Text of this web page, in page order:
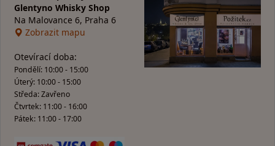
Glentyno Whisky Shop
Na Malovance 6, Praha 6
Zobrazit mapu
Otevírací doba:
Pondělí: 10:00 - 15:00
Úterý: 10:00 - 15:00
Středa: Zavřeno
Čtvrtek: 11:00 - 16:00
Pátek: 11:00 - 17:00